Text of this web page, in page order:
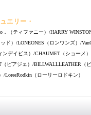
エリー・
（ティファニー）/HARRY
）/LONEONES（ロンワンズ）/
デイビス）/CHAUMET（ショーメ
ピアジェ）/BILLWALLLEATHER（
LoreeRodkin（ローリーロドキン）